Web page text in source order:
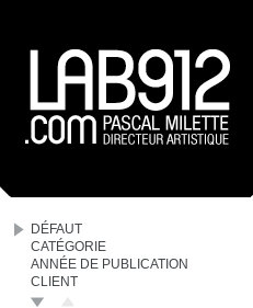
DÉFAUT
CATÉGORIE
ANNÉE DE PUBLICATION
CLIENT